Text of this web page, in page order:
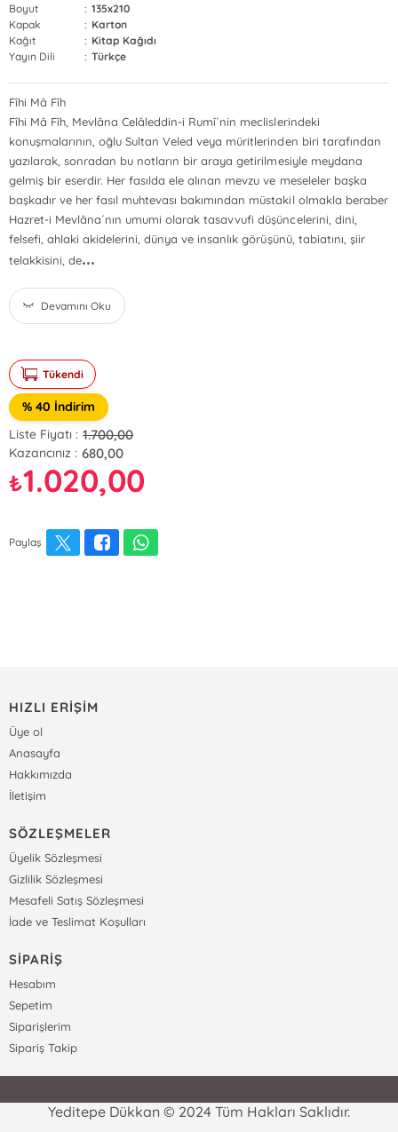
Boyut
: 135x210
Kapak
: Karton
Kağıt
: Kitap Kağıdı
Yayın Dili
: Türkçe
Fîhi Mâ Fîh
Fîhi Mâ Fîh, Mevlâna Celâleddin-i Rumî´nin meclislerindeki
konuşmalarının, oğlu Sultan Veled veya müritlerinden biri tarafından
yazılarak, sonradan bu notların bir araya getirilmesiyle meydana
gelmiş bir eserdir. Her fasılda ele alınan mevzu ve meseleler başka
başkadır ve her fasıl muhtevası bakımından müstakil olmakla beraber
Hazret-i Mevlâna´nın umumi olarak tasavvufi düşüncelerini, dini,
felsefi, ahlaki akidelerini, dünya ve insanlık görüşünü, tabiatını, şiir
telakkisini, de...
Devamını Oku
Tükendi
% 40 İndirim
Liste Fiyatı : 1.700,00
Kazancınız : 680,00
₺1.020,00
Paylaş
HIZLI ERİŞİM
Üye ol
Anasayfa
Hakkımızda
İletişim
SÖZLEŞMELER
Üyelik Sözleşmesi
Gizlilik Sözleşmesi
Mesafeli Satış Sözleşmesi
İade ve Teslimat Koşulları
SİPARİŞ
Hesabım
Sepetim
Siparişlerim
Sipariş Takip
Yeditepe Dükkan © 2024 Tüm Hakları Saklıdır.